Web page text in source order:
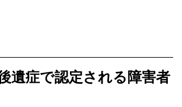
遺症で認定される障害者